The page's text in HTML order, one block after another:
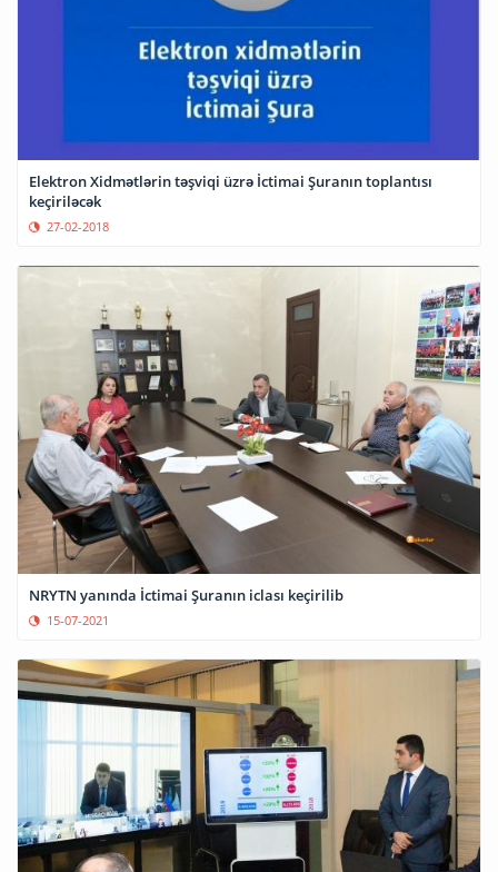
Elektron Xidmətlərin təşviqi üzrə İctimai Şuranın toplantısı
keçiriləcək
27-02-2018
NRYTN yanında İctimai Şuranın iclası keçirilib
15-07-2021